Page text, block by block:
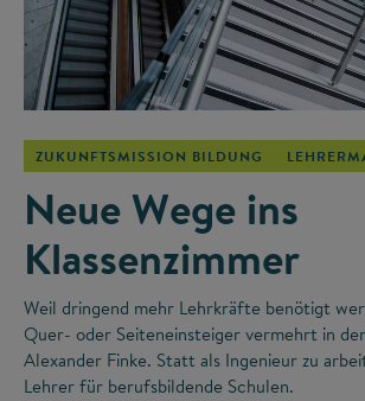
ZUKUNFTSMISSION BILDUNG
Neue Wege ins
Klassenzimmer
Weil dringend mehr Lehrkräfte benötigt
Quer- oder Seiteneinsteiger vermehrt in
Alexander Finke. Statt als Ingenieur zu
Lehrer für berufsbildende Schulen.